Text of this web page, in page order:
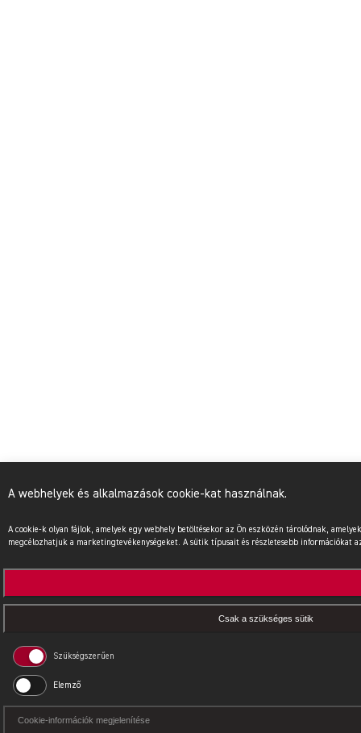
A webhelyek és alkalmazások cookie-kat használnak.
A cookie-k olyan fájlok, amelyek egy webhely betöltésekor az Ön eszközén tárolódnak,
megcélozhatjuk a marketingtevékenységeket. A sütik típusait és részletesebb
Csak a szükséges sütik
Szükségszerűen
Elemző
Cookie-információk megjelenítése